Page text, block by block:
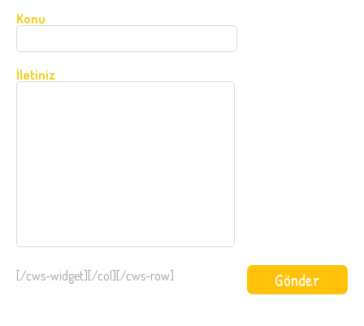
Konu
İletiniz
[/cws-widget][/col][/cws-row]